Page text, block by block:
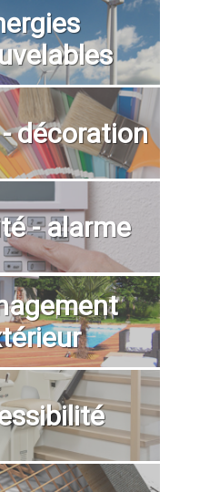
décoration
- alarme